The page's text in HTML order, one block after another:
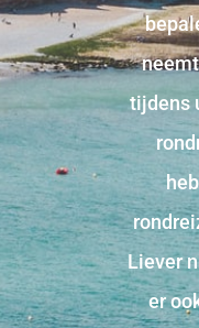
tijdens
Liever
er